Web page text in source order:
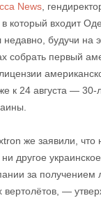
News,
который входит
будучи на
собрать первый
к 24 августа — 30-
же заявили, что
другое
за получением
вертолётов, —